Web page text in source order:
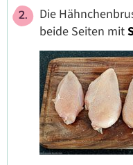
Die
beide Seiten mit